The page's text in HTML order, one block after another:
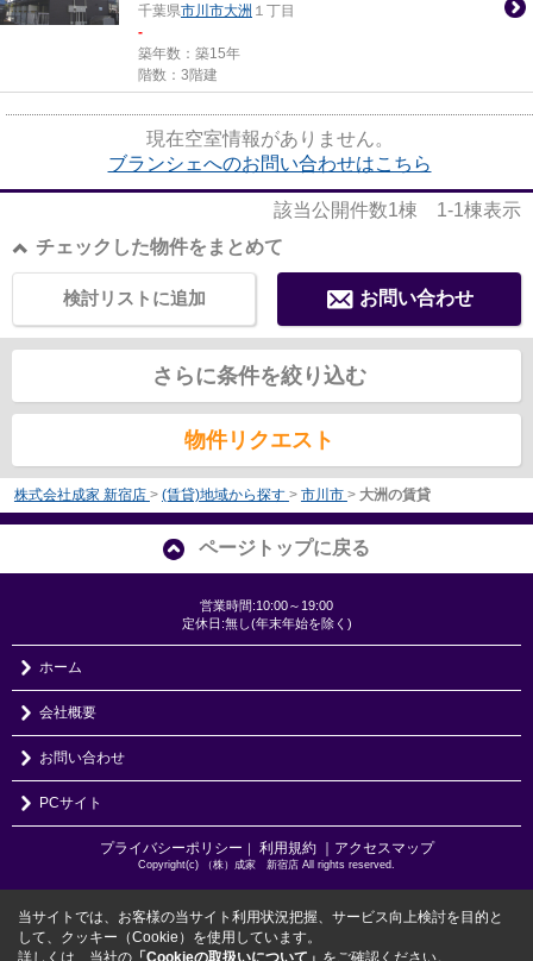
千葉県市川市大洲 １丁目
-
築年数：築15年
階数：3階建
現在空室情報がありません。
ブランシェへのお問い合わせはこちら
該当公開件数1棟 1-1棟表示
チェックした物件をまとめて
お問い合わせ
検討リストに追加
さらに条件を絞り込む
物件リクエスト
株式会社成家 新宿店 > (賃貸)地域から探す > 市川市 > 大洲の賃貸
ページトップに戻る
営業時間:10:00～19:00
定休日:無し(年末年始を除く)
ホーム
会社概要
お問い合わせ
PCサイト
プライバシーポリシー ｜ 利用規約 ｜アクセスマップ
Copyright(c) （株）成家 新宿店 All rights reserved.
当サイトでは、お客様の当サイト利用状況把握、サービス向上検討を目的と
して、クッキー（Cookie）を使用しています。
詳しくは、当社の 「Cookieの取扱いについて」 をご確認ください。